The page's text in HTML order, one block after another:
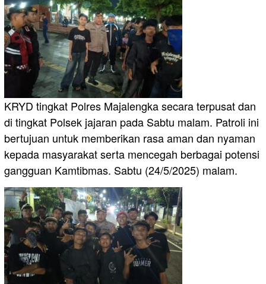
KRYD tingkat Polres Majalengka secara terpusat dan
di tingkat Polsek jajaran pada Sabtu malam. Patroli ini
bertujuan untuk memberikan rasa aman dan nyaman
kepada masyarakat serta mencegah berbagai potensi
gangguan Kamtibmas. Sabtu (24/5/2025) malam.